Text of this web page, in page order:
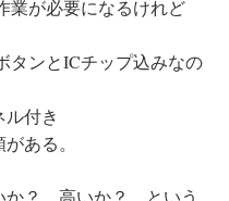
業が必要になるけれど
タンとICチップ込みなの
付き
ある。
か？ 高いか？ という